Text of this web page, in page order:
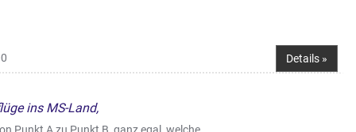
Details »
ins MS-Land,